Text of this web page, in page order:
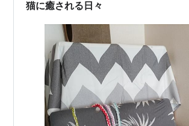
猫に癒される日々